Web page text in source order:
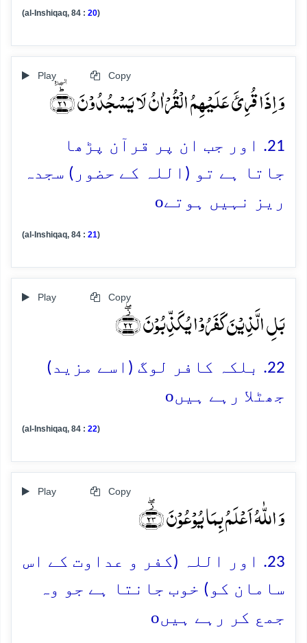
(al-Inshiqaq, 84 : 20)
Play Copy
وَ اِذَا قُرِئَ عَلَیۡہِمُ الۡقُرۡاٰنُ لَا یَسۡجُدُوۡنَ ﴿ؕٛ۲۱﴾
21. اور جب ان پر قرآن پڑھا
جاتا ہے تو (اللہ کے حضور) سجدہ
ریز نہیں ہوتےo
(al-Inshiqaq, 84 : 21)
Play Copy
بَلِ الَّذِیۡنَ کَفَرُوۡا یُکَذِّبُوۡنَ ﴿۫ۖ۲۲﴾
22. بلکہ کافر لوگ (اسے مزید)
جھٹلا رہے ہیںo
(al-Inshiqaq, 84 : 22)
Play Copy
وَ اللّٰہُ اَعۡلَمُ بِمَا یُوۡعُوۡنَ ﴿۫ۖ۲۳﴾
23. اور اللہ (کفر و عداوت کے اس
سامان کو) خوب جانتا ہے جو وہ
جمع کر رہے ہیںo